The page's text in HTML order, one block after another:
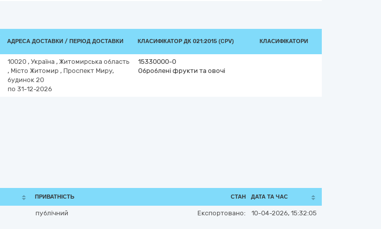
АДРЕСА ДОСТАВКИ / ПЕРІОД ДОСТАВКИ КЛАСИФІКАТОР ДК 021:2015 (CPV) КЛАСИФІКАТОРИ
10020 , Україна , Житомирська область
, Місто Житомир , Проспект Миру,
будинок 20
по 31-12-2026
15330000-0
Оброблені фрукти та овочі
ПРИВАТНІСТЬ СТАН ДАТА ТА ЧАС
публічний Експортовано: 10-04-2026, 15:32:05